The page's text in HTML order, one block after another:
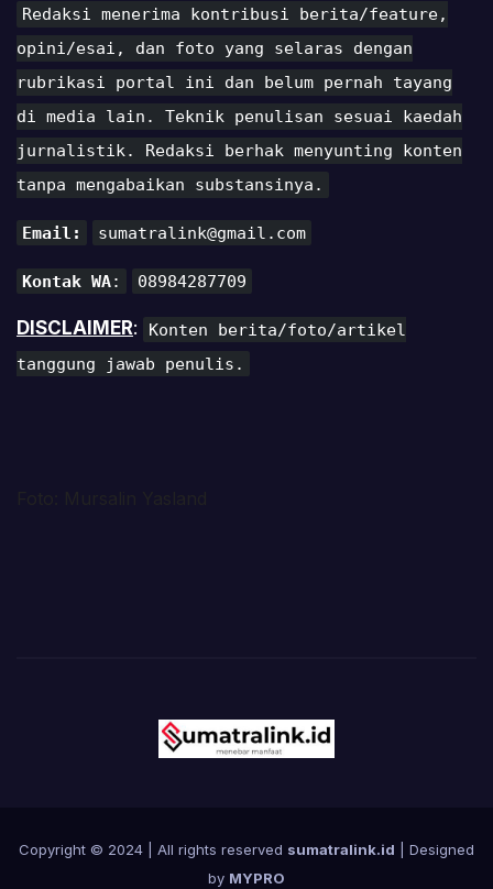
Redaksi menerima kontribusi berita/feature,
opini/esai, dan foto yang selaras dengan
rubrikasi portal ini dan belum pernah tayang
di media lain. Teknik penulisan sesuai kaedah
jurnalistik. Redaksi berhak menyunting konten
tanpa mengabaikan substansinya.
Email: sumatralink@gmail.com
Kontak WA: 08984287709
DISCLAIMER:
Konten berita/foto/artikel
tanggung jawab penulis.
Copyright © 2024 | All rights reserved sumatralink.id | Designed
by MYPRO